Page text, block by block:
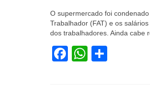
O supermercado foi
Trabalhador (FAT) e os
dos trabalhadores. Ainda cabe
Facebook